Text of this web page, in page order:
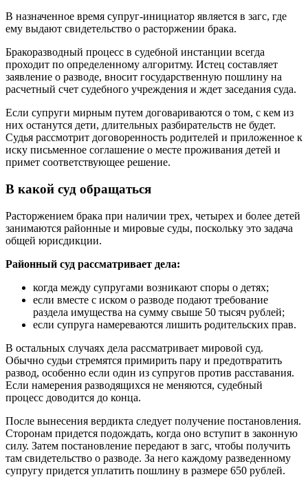
В назначенное время супруг-инициатор является в загс, где
ему выдают свидетельство о расторжении брака.
Бракоразводный процесс в судебной инстанции всегда
проходит по определенному алгоритму. Истец составляет
заявление о разводе, вносит государственную пошлину на
расчетный счет судебного учреждения и ждет заседания суда.
Если супруги мирным путем договариваются о том, с кем из
них останутся дети, длительных разбирательств не будет.
Судья рассмотрит договоренность родителей и приложенное к
иску письменное соглашение о месте проживания детей и
примет соответствующее решение.
В какой суд обращаться
Расторжением брака при наличии трех, четырех и более детей
занимаются районные и мировые суды, поскольку это задача
общей юрисдикции.
Районный суд рассматривает дела:
когда между супругами возникают споры о детях;
если вместе с иском о разводе подают требование
раздела имущества на сумму свыше 50 тысяч рублей;
если супруга намереваются лишить родительских прав.
В остальных случаях дела рассматривает мировой суд.
Обычно судьи стремятся примирить пару и предотвратить
развод, особенно если один из супругов против расставания.
Если намерения разводящихся не меняются, судебный
процесс доводится до конца.
После вынесения вердикта следует получение постановления.
Сторонам придется подождать, когда оно вступит в законную
силу. Затем постановление передают в загс, чтобы получить
там свидетельство о разводе. За него каждому разведенному
супругу придется уплатить пошлину в размере 650 рублей.